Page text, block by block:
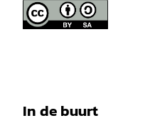
In de buurt